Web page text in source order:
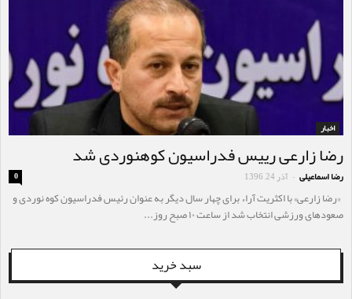
اخبار
رضا زارعی رییس فدراسیون کوهنوردی شد
رضا اسماعیلی - آذر 24, 1396 0
«رضا زارعی» با اکثریت آراء برای چهار سال دیگر به عنوان رئیس فدراسیون کوه نوردی و
صعودهای ورزشی انتخاب شد از ساعت ۱۰ صبح روز...
سبد خرید